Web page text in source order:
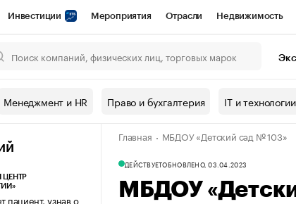
Инвестиции Мероприятия Отрасли Недвижимость
Конференции СПб Спецпроекты Проверка контрагентов
Рынок наличной валюты
Менеджмент и HR Право и бухгалтерия IT и технологии
ЦЕНТР
пациент, узнав о
Главная МБДОУ «Детский сад № 103»
ДЕЙСТВУЕТОБНОВЛЕНО, 03.04.2023
МБДОУ